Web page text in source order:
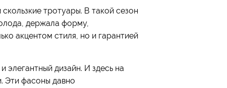
тротуары. В такой сезон
держала форму,
акцентом стиля, но и гарантией
элегантный дизайн. И здесь на
Эти фасоны давно